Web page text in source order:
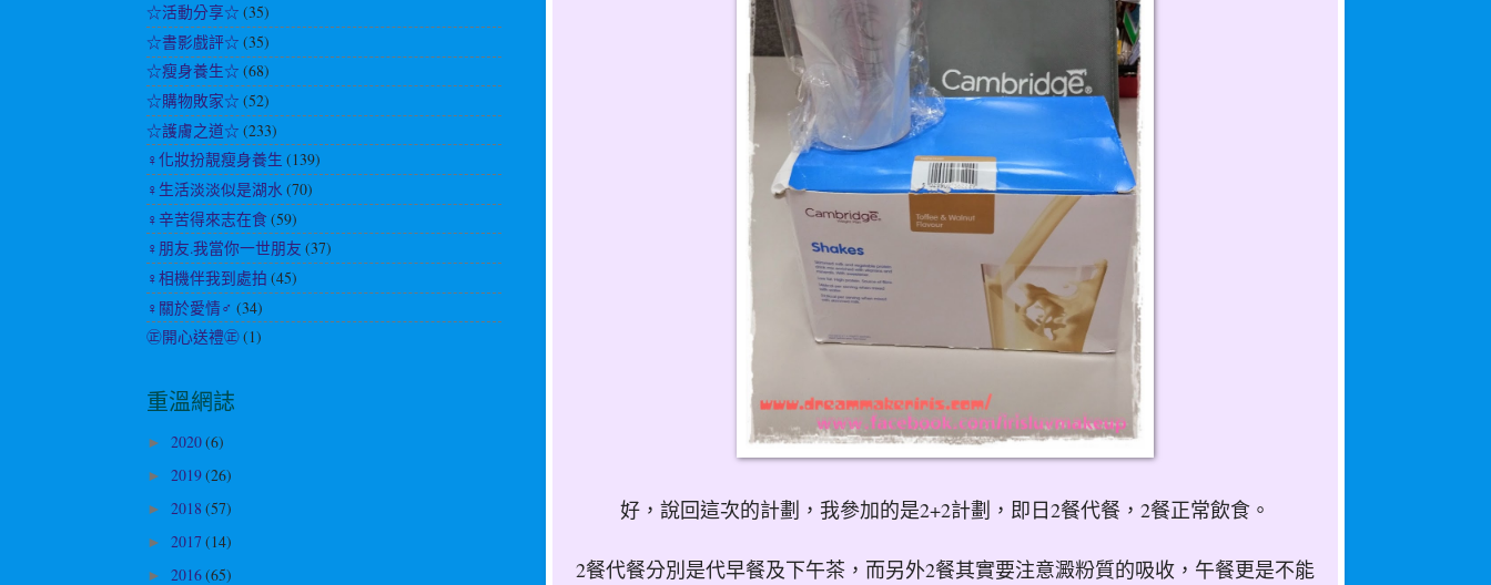
好，說回這次的計劃，我參加的是2+2計劃，即日2餐代餐，2餐正常飲食。
2餐代餐分別是代早餐及下午茶，而另外2餐其實要注意澱粉質的吸收，午餐更是不能
☆活動分享☆ (35)
☆書影戲評☆ (35)
☆瘦身養生☆ (68)
☆購物敗家☆ (52)
☆護膚之道☆ (233)
♀化妝扮靚瘦身養生 (139)
♀生活淡淡似是湖水 (70)
♀辛苦得來志在食 (59)
♀朋友.我當你一世朋友 (37)
♀相機伴我到處拍 (45)
♀關於愛情♂ (34)
㊣開心送禮㊣(1)
重溫網誌
► 2020(6)
► 2019(26)
► 2018 (57)
► 2017 (14)
► 2016(65)